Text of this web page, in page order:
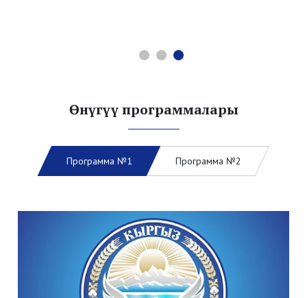
Өнүгүү программалары
Программа №1 Программа №2